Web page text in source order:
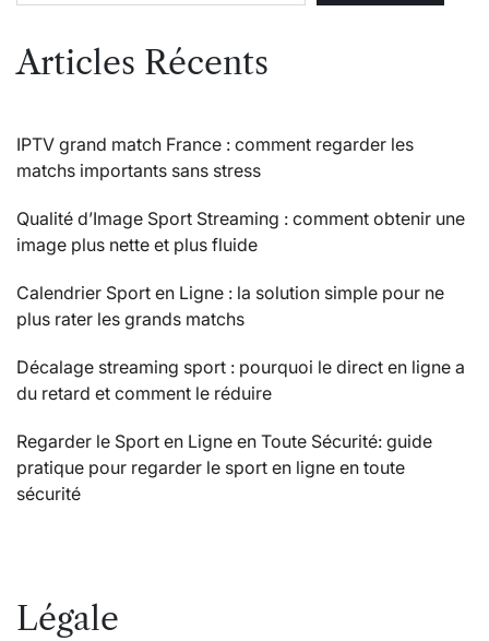
Articles Récents
IPTV grand match France : comment regarder les
matchs importants sans stress
Qualité d’Image Sport Streaming : comment obtenir une
image plus nette et plus fluide
Calendrier Sport en Ligne : la solution simple pour ne
plus rater les grands matchs
Décalage streaming sport : pourquoi le direct en ligne a
du retard et comment le réduire
Regarder le Sport en Ligne en Toute Sécurité: guide
pratique pour regarder le sport en ligne en toute
sécurité
Légale